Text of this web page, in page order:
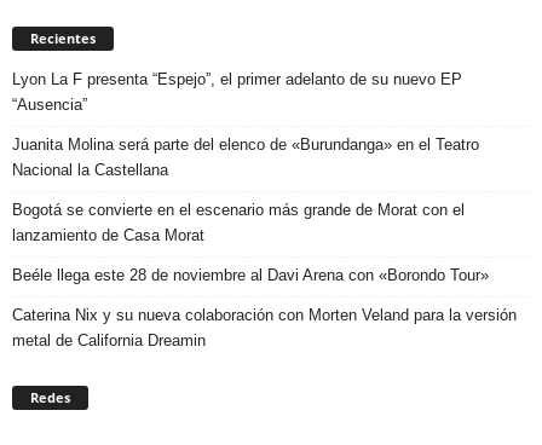
Recientes
Lyon La F presenta “Espejo”, el primer adelanto de su nuevo EP
“Ausencia”
Juanita Molina será parte del elenco de «Burundanga» en el Teatro
Nacional la Castellana
Bogotá se convierte en el escenario más grande de Morat con el
lanzamiento de Casa Morat
Beéle llega este 28 de noviembre al Davi Arena con «Borondo Tour»
Caterina Nix y su nueva colaboración con Morten Veland para la versión
metal de California Dreamin
Redes